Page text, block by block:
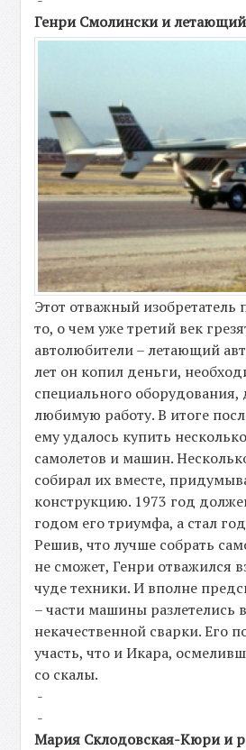
Генри Смолински и
Этот отважный изобретатель
то, о чем уже третий век
автолюбители – летающий
лет он копил деньги,
специального
любимую работу. В итоге
ему удалось купить
самолетов и машин.
собирал их вместе,
конструкцию. 1973 год
годом его триумфа, а стал
Решив, что лучше собрать
не сможет, Генри отважился
чуде техники. И вполне
– части машины разлетелись
некачественной сварки. Его
участь, что и Икара,
со скалы.
-
-
Мария Склодовская-Кюри и